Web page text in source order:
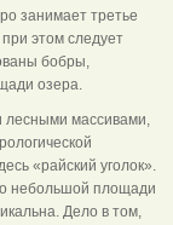
занимает третье
этом следует
бобры,
озера.
лесными массивами,
«райский уголок».
небольшой площади
Дело в том,